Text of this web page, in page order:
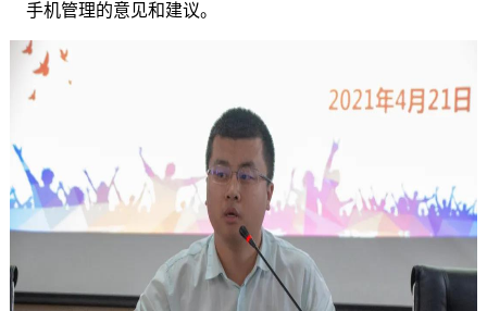
手机管理的意见和建议。